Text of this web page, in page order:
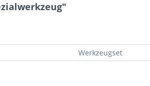
Werkzeugset